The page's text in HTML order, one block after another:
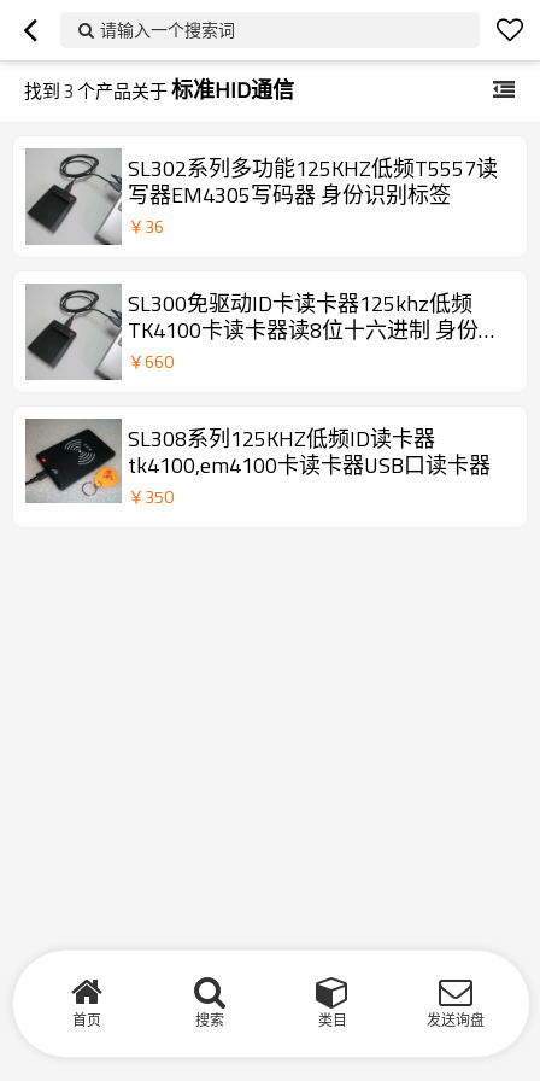
请输入一个搜索词
找到3个产品关于标准HID通信
SL302系列多功能125KHZ低频T5557读
写器EM4305写码器 身份识别标签
￥36
SL300免驱动ID卡读卡器125khz低频
TK4100卡读卡器读8位十六进制 身份识
别标签
￥660
SL308系列125KHZ低频ID读卡器
tk4100,em4100卡读卡器USB口读卡器
￥350
首页 搜索 类目 发送询盘